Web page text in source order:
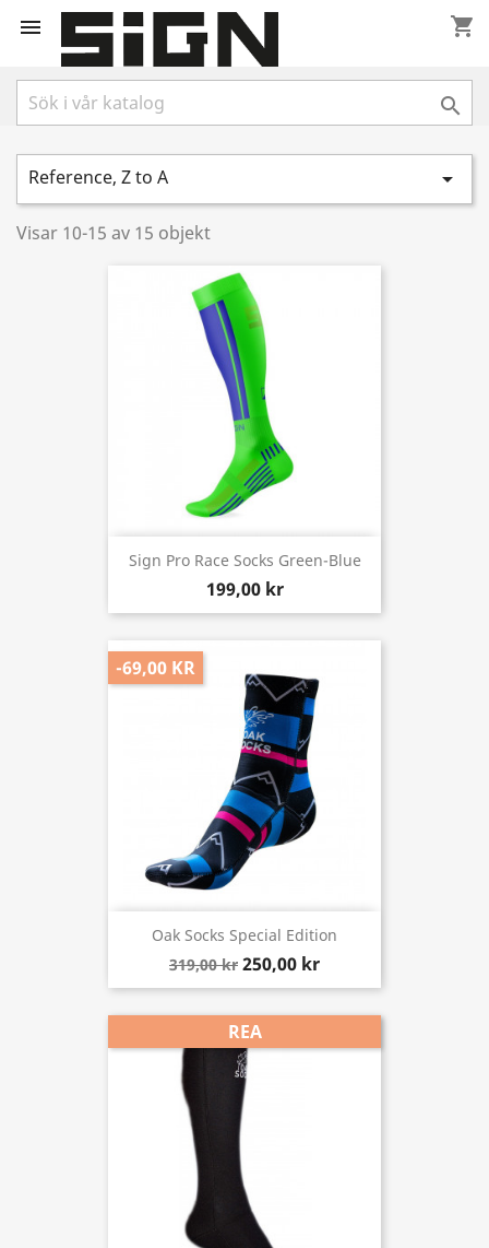
 shopping_cart

Reference, Z to A 
Visar 10-15 av 15 objekt
Sign Pro Race Socks Green-Blue
199,00 kr
Oak Socks Special Edition
319,00 kr 250,00 kr
-69,00 KR
REA